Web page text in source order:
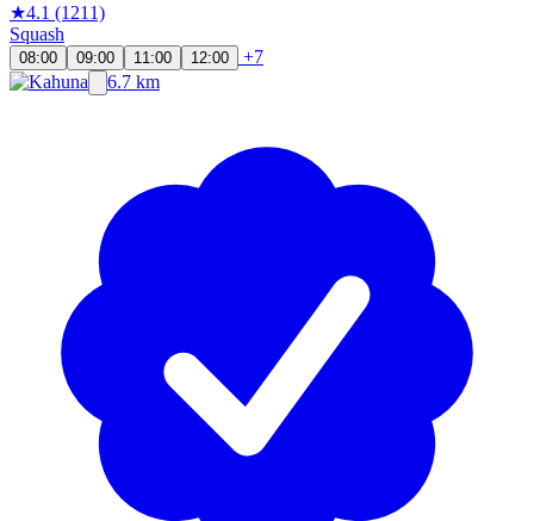
★4.1 (1211)
Squash
08:00 09:00 11:00 12:00
+7
6.7 km